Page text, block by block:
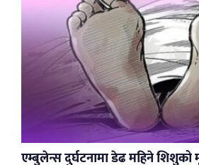
एम्बुलेन्स दुर्घटनामा डेढ महिने शिशुको